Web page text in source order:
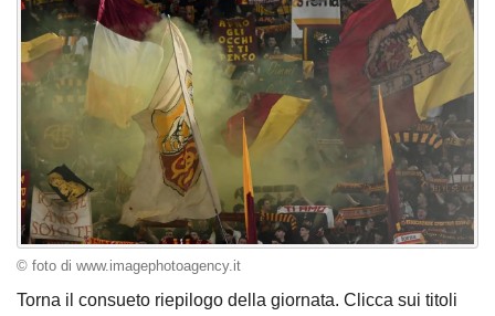
© foto di www.imagephotoagency.it
Torna il consueto riepilogo della giornata. Clicca sui titoli